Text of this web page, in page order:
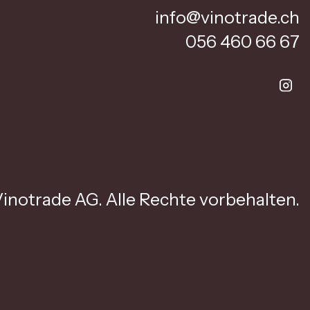
info@vinotrade.ch
056 460 66 67
AG. Alle Rechte vorbehalten.